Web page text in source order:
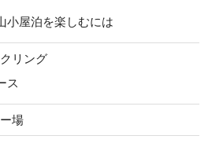
小屋泊を楽しむには
リング
ス
場